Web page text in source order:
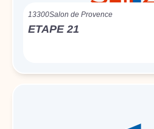
13300Salon de Provence
ETAPE 21